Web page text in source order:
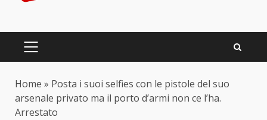
PRIMARY
Home » Posta i suoi selfies con le pistole del suo
arsenale privato ma il porto d’armi non ce l’ha.
Arrestato